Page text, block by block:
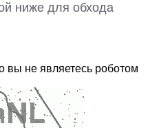
ниже для обхода
вы не являетесь роботом